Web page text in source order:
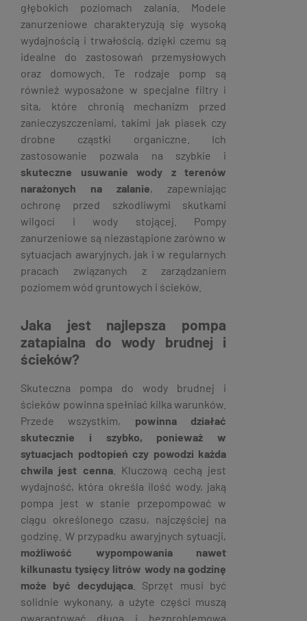
głębokich poziomach zalania. Modele
zanurzeniowe charakteryzują się wysoką
wydajnością i trwałością, dzięki czemu są
idealne do zastosowań przemysłowych
oraz domowych. Te rodzaje pomp są
również wyposażone w specjalne filtry i
sita, które chronią mechanizm przed
zanieczyszczeniami, takimi jak piasek czy
drobne cząstki organiczne. Ich
zastosowanie pozwala na szybkie i
skuteczne usuwanie wody z terenów
narażonych na zalanie, zapewniając
ochronę przed szkodliwymi skutkami
wilgoci i wody stojącej. Pompy
zanurzeniowe są niezastąpione zarówno w
sytuacjach awaryjnych, jak i w regularnych
pracach związanych z zarządzaniem
poziomem wód gruntowych i ścieków.
Jaka jest najlepsza pompa
zatapialna do wody brudnej i
ścieków?
Skuteczna pompa do wody brudnej i
ścieków powinna spełniać kilka warunków.
Przede wszystkim, powinna działać
skutecznie i szybko, ponieważ w
sytuacjach podtopień czy powodzi każda
chwila jest cenna. Kluczową cechą jest
wydajność, która określa ilość wody, jaką
pompa jest w stanie przepompować w
ciągu określonego czasu, najczęściej na
godzinę. W przypadku awaryjnych sytuacji,
możliwość wypompowania nawet
kilkunastu tysięcy litrów wody na godzinę
może być decydująca. Sprzęt musi być
solidnie wykonany, a użyte części muszą
gwarantować długą i bezproblemową